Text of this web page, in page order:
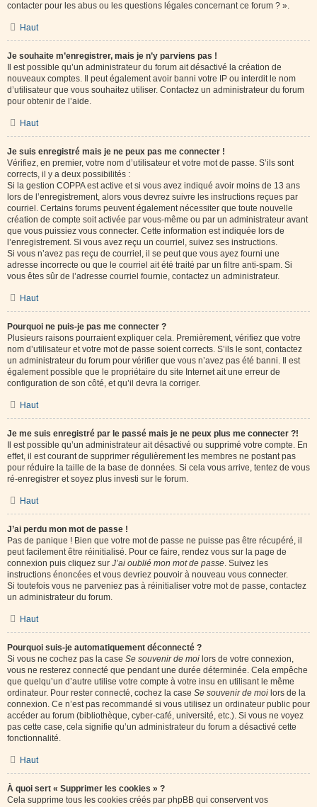
contacter pour les abus ou les questions légales concernant ce forum ? ».
Haut
Je souhaite m’enregistrer, mais je n’y parviens pas !
Il est possible qu’un administrateur du forum ait désactivé la création de
nouveaux comptes. Il peut également avoir banni votre IP ou interdit le nom
d’utilisateur que vous souhaitez utiliser. Contactez un administrateur du forum
pour obtenir de l’aide.
Haut
Je suis enregistré mais je ne peux pas me connecter !
Vérifiez, en premier, votre nom d’utilisateur et votre mot de passe. S’ils sont
corrects, il y a deux possibilités :
Si la gestion COPPA est active et si vous avez indiqué avoir moins de 13 ans
lors de l’enregistrement, alors vous devrez suivre les instructions reçues par
courriel. Certains forums peuvent également nécessiter que toute nouvelle
création de compte soit activée par vous-même ou par un administrateur avant
que vous puissiez vous connecter. Cette information est indiquée lors de
l’enregistrement. Si vous avez reçu un courriel, suivez ses instructions.
Si vous n’avez pas reçu de courriel, il se peut que vous ayez fourni une
adresse incorrecte ou que le courriel ait été traité par un filtre anti-spam. Si
vous êtes sûr de l’adresse courriel fournie, contactez un administrateur.
Haut
Pourquoi ne puis-je pas me connecter ?
Plusieurs raisons pourraient expliquer cela. Premièrement, vérifiez que votre
nom d’utilisateur et votre mot de passe soient corrects. S’ils le sont, contactez
un administrateur du forum pour vérifier que vous n’avez pas été banni. Il est
également possible que le propriétaire du site Internet ait une erreur de
configuration de son côté, et qu’il devra la corriger.
Haut
Je me suis enregistré par le passé mais je ne peux plus me connecter ?!
Il est possible qu’un administrateur ait désactivé ou supprimé votre compte. En
effet, il est courant de supprimer régulièrement les membres ne postant pas
pour réduire la taille de la base de données. Si cela vous arrive, tentez de vous
ré-enregistrer et soyez plus investi sur le forum.
Haut
J’ai perdu mon mot de passe !
Pas de panique ! Bien que votre mot de passe ne puisse pas être récupéré, il
peut facilement être réinitialisé. Pour ce faire, rendez vous sur la page de
connexion puis cliquez sur J’ai oublié mon mot de passe. Suivez les
instructions énoncées et vous devriez pouvoir à nouveau vous connecter.
Si toutefois vous ne parveniez pas à réinitialiser votre mot de passe, contactez
un administrateur du forum.
Haut
Pourquoi suis-je automatiquement déconnecté ?
Si vous ne cochez pas la case Se souvenir de moi lors de votre connexion,
vous ne resterez connecté que pendant une durée déterminée. Cela empêche
que quelqu’un d’autre utilise votre compte à votre insu en utilisant le même
ordinateur. Pour rester connecté, cochez la case Se souvenir de moi lors de la
connexion. Ce n’est pas recommandé si vous utilisez un ordinateur public pour
accéder au forum (bibliothèque, cyber-café, université, etc.). Si vous ne voyez
pas cette case, cela signifie qu’un administrateur du forum a désactivé cette
fonctionnalité.
Haut
À quoi sert « Supprimer les cookies » ?
Cela supprime tous les cookies créés par phpBB qui conservent vos